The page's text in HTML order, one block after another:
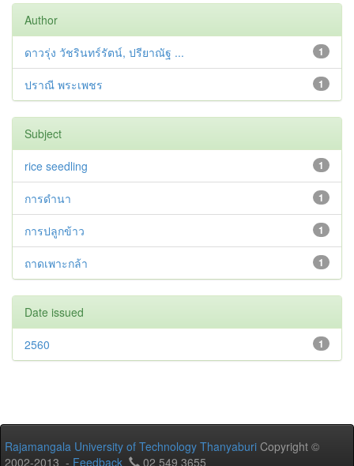
Author
1
ดาวรุ่ง วัชรินทร์รัตน์, ปรียาณัฐ ...
1
ปราณี พระเพชร
Subject
1
rice seedling
1
การดำนา
1
การปลูกข้าว
1
ถาดเพาะกล้า
Date issued
1
2560
Rajamangala University of Technology Thanyaburi Copyright ©
2002-2013 - Feedback 02 549 3655